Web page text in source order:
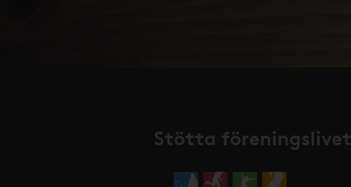
Stötta föreningslivet